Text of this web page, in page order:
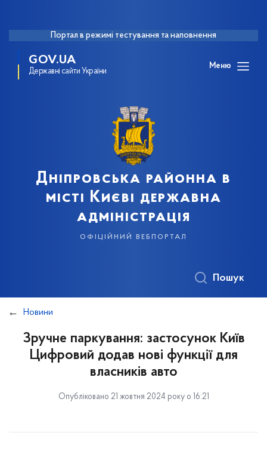
Портал в режимі тестування та наповнення
GOV.UA
Державні сайти України
Меню
Дніпровська районна в
місті Києві державна
адміністрація
офіційний вебпортал
Пошук
Новини
Зручне паркування: застосунок Київ
Цифровий додав нові функції для
власників авто
Опубліковано 21 жовтня 2024 року о 16:21